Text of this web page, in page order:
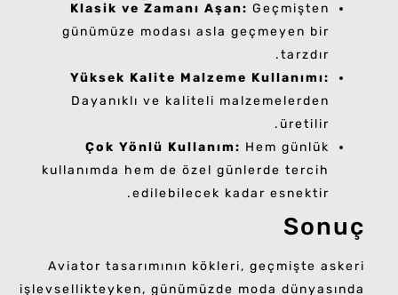
Klasik ve Zamanı Aşan: Geçmişten
günümüze modası asla geçmeyen bir
tarzdır.
Yüksek Kalite Malzeme Kullanımı:
Dayanıklı ve kaliteli malzemelerden
üretilir.
Çok Yönlü Kullanım: Hem günlük
kullanımda hem de özel günlerde tercih
edilebilecek kadar esnektir.
Sonuç
Aviator tasarımının kökleri, geçmişte askeri
işlevsellikteyken, günümüzde moda dünyasında